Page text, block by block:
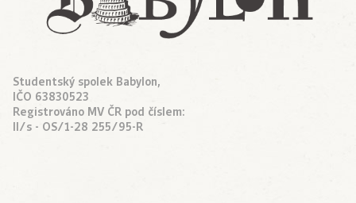
Studentský spolek Babylon,
IČO 63830523
Registrováno MV ČR pod číslem:
II/s - OS/1-28 255/95-R